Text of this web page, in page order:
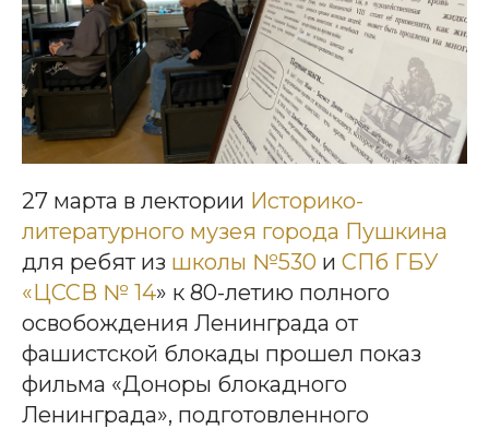
27 марта в лектории Историко-
литературного музея города Пушкина
для ребят из школы №530 и СПб ГБУ
«ЦССВ № 14» к 80-летию полного
освобождения Ленинграда от
фашистской блокады прошел показ
фильма «Доноры блокадного
Ленинграда», подготовленного